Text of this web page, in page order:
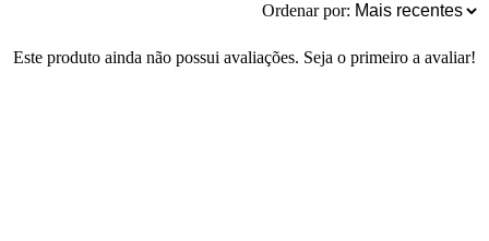
Ordenar por:
Este produto ainda não possui avaliações. Seja o primeiro a avaliar!